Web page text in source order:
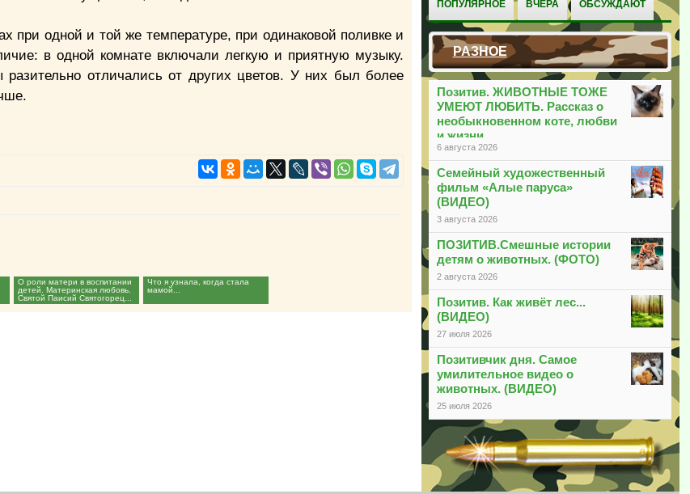
ПОПУЛЯРНОЕ ВЧЕРА ОБСУЖДАЮТ
РАЗНОЕ
Позитив. ЖИВОТНЫЕ ТОЖЕ
УМЕЮТ ЛЮБИТЬ. Рассказ о
необыкновенном коте, любви
и жизни
6 августа 2026
Семейный художественный
фильм «Алые паруса»
(ВИДЕО)
3 августа 2026
ПОЗИТИВ.Смешные истории
детям о животных. (ФОТО)
2 августа 2026
Позитив. Как живёт лес...
(ВИДЕО)
27 июля 2026
Позитивчик дня. Самое
умилительное видео о
животных. (ВИДЕО)
25 июля 2026
при одной и той же температуре, при одинаковой поливке и
в одной комнате включали легкую и приятную музыку.
отличались от других цветов. У них был более
О роли матери в воспитании
детей. Материнская любовь.
Святой Паисий Святогорец...
Что я узнала, когда стала
мамой...